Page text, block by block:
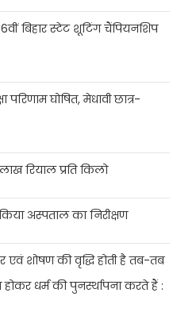
बिहार स्टेट शूटिंग चैंपियनशिप
परिणाम घोषित, मेधावी छात्र-
रियाल प्रति किलो
अस्पताल का निरीक्षण
शोषण की वृद्धि होती है तब-तब
धर्म की पुनर्स्थापना करते हैं :